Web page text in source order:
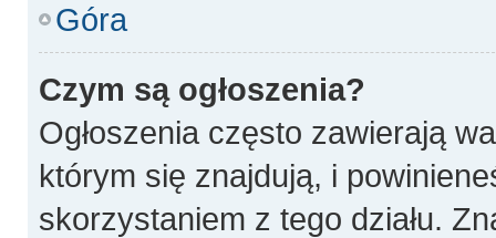
Góra
Czym są ogłoszenia?
Ogłoszenia często zawierają
którym się znajdują, i
skorzystaniem z tego działu.